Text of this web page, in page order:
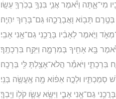
מִי־אָ֑תָּה וַיֹּ֕אמֶר אֲנִ֛י בִּנְךָ֥ בְכֹֽרְךָ֖ עֵשָֽׂו׃
תָּב֖וֹא וָאֲבָרֲכֵ֑הוּ גַּם־בָּר֖וּךְ יִהְיֶֽה׃
וַיֹּ֣אמֶר לְאָבִ֔יו בָּרֲכֵ֥נִי גַם־אָ֖נִי אָבִֽי׃
בָּ֥א אָחִ֖יךָ בְּמִרְמָ֑ה וַיִּקַּ֖ח בִּרְכָתֶֽךָ׃
בִּרְכָתִ֑י וַיֹּאמַ֕ר הֲלֹא־אָצַ֥לְתָּ לִּ֖י בְּרָכָֽה׃
סְמַכְתִּ֑יו וּלְכָ֣ה אֵפ֔וֹא מָ֥ה אֶֽעֱשֶׂ֖ה בְּנִֽי׃
גַם־אָ֖נִי אָבִ֑י וַיִּשָּׂ֥א עֵשָׂ֛ו קֹל֖וֹ וַיֵּֽבְךְּ׃